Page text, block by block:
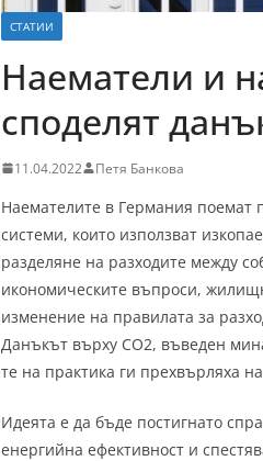
СТАТИИ
Наематели и
споделят
11.04.2022 Петя Банкова
Наемателите в Германия поемат
системи, които използват
разделяне на разходите между
икономическите въпроси,
изменение на правилата за
Данъкът върху CO2, въведен
те на практика ги прехвърляха
Идеята е да бъде постигнато
енергийна ефективност и